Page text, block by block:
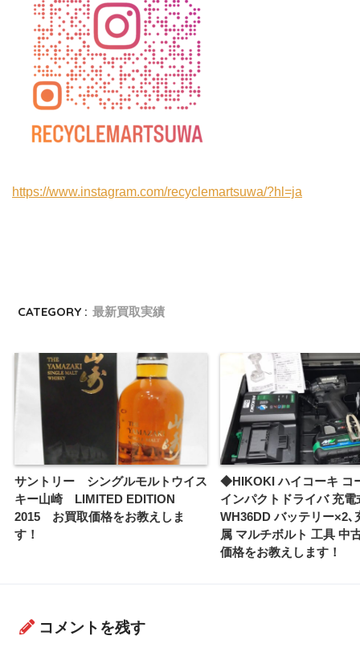
https://www.instagram.com/recyclemartsuwa/?hl=ja
CATEGORY : 最新買取実績
サントリー シングルモルトウイス
キー山崎 LIMITED EDITION
2015 お買取価格をお教えしま
す！
◆HIKOKI ハイコーキ コ
インパクトドライバ 充電
WH36DD バッテリー×2､
属 マルチボルト 工具
価格をお教えします！
コメントを残す